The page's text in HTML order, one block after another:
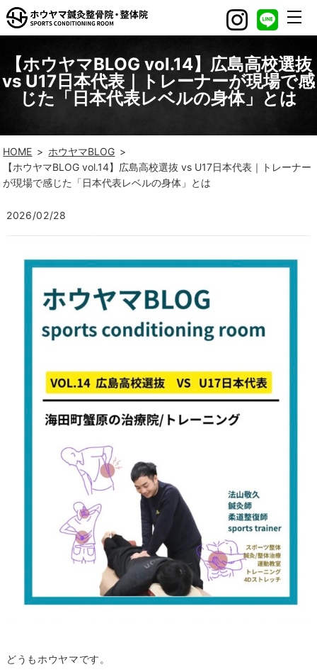
【ホウヤマBLOG vol.14】広島高校選抜
vs U17日本代表｜トレーナーが現場で感
じた「日本代表レベルの身体」とは
HOME
ホウヤマBLOG
【ホウヤマBLOG vol.14】広島高校選抜 vs U17日本代表｜トレーナー
が現場で感じた「日本代表レベルの身体」とは
2026/02/28
どうもホウヤマです。